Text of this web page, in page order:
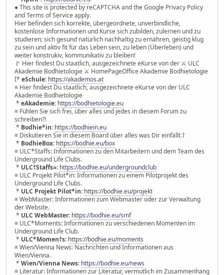
● This site is protected by reCAPTCHA and the Google Privacy Policy
and Terms of Service apply.
Hier befinden sich korrekte, übergeordnete, unverbindliche,
kostenlose Informationen und Kurse sich zubilden, zulernen und zu
studieren; sich gesund natürlich nachhaltig zu ernähren, geistig klug
zu sein und aktiv fit für das Leben sein, zu leben (Überleben) und
weiter konstrukiv, kommunikativ zu bleiben!
🚩 Hier findest Du staatlich, ausgezeichnete eKurse von der ⚔ ULC
Akademie Bodhietologie ⚔ HomePageOffice Akademie Bodhietologie
Ï* eSchule: https://akademos.at
≡ Hier findest Du staatlich, ausgezeichnete eKurse von der ULC
Akademie Bodhietologie
* eAkademie: https://bodhietologie.eu
≡ Fühlen Sie sich frei, über alles und jedes in diesem Forum zu
schreiben?!
* Bodhie*in: https://bodhiein.eu
≡ Diskutieren Sie in diesem Board über alles was Dir einfällt.†
* BodhieBox: https://bodhie.eu/box
≡ ULC*Staffs: Informationen zu den Mitarbeitern und dem Team des
Underground Life Clubs.
* ULC†Staffs»: https://bodhie.eu/undergroundclub
≡ ULC Projekt Pilot*in: Informationen zu einem Pilotprojekt des
Underground Life Clubs.
* ULC Projekt Pilot*in: https://bodhie.eu/projekt
≡ WebMaster: Informationen zum Webmaster oder zur Verwaltung
der Website.
* ULC WebMaster: https://bodhie.eu/smf
≡ ULC*Moments: Informationen zu verschiedenen Momenten im
Underground Life Club.
* ULC*Momen†s: https://bodhie.eu/moments
≡ Wien/Vienna News: Nachrichten und Informationen aus
Wien/Vienna.
* Wien/Vienna News: https://bodhie.eu/news
≡ Literatur: Informationen zur Literatur, vermutlich im Zusammenhang